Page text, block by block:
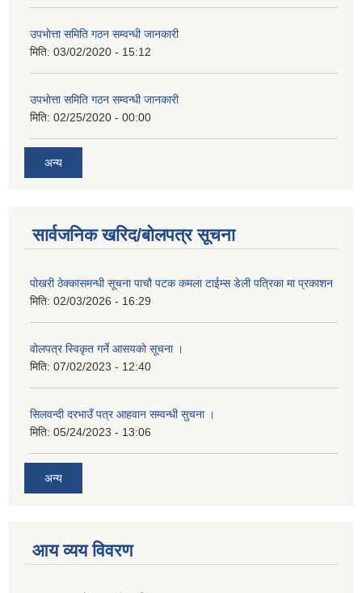
उपभाेत्ता समिति गठन सम्वन्धी जानकारी
मिति: 03/02/2020 - 15:12
उपभाेत्ता समिति गठन सम्वन्धी जानकारी
मिति: 02/25/2020 - 00:00
अन्य
सार्वजनिक खरिद/बोलपत्र सूचना
पोखरी ठेक्कासमन्धी सूचना पाचौ पटक कमला टाईम्स डेली पत्रिका मा प्रकाशन
मिति: 02/03/2026 - 16:29
वोलपत्र स्विकृत गर्ने आसयकाे सूचना ।
मिति: 07/02/2023 - 12:40
सिलवन्दी दरभाउँ पत्र आहवान सम्वन्धी सुचना ।
मिति: 05/24/2023 - 13:06
अन्य
आय व्यय विवरण